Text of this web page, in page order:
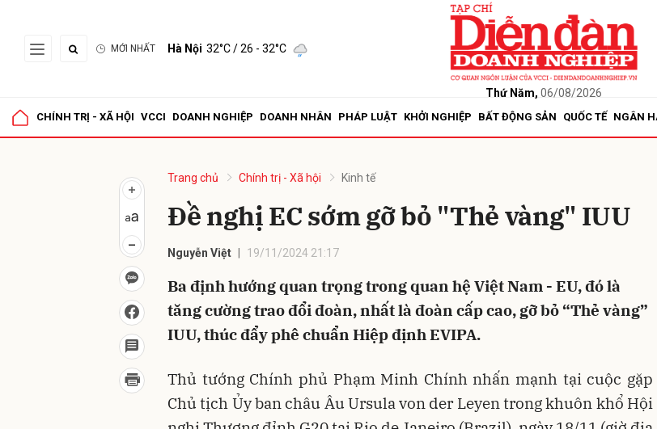
MỚI NHẤT Hà Nội 32°C/ 26 - 32°C
Thứ Năm, 06/08/2026
CHÍNH TRỊ - XÃ HỘI VCCI DOANH NGHIỆP DOANH NHÂN PHÁP LUẬT KHỞI NGHIỆP BẤT ĐỘNG SẢN QUỐC TẾ NGÂN
Trang chủ Chính trị - Xã hội Kinh tế
Đề nghị EC sớm gỡ bỏ "Thẻ vàng" IUU
Nguyễn Việt 19/11/2024 21:17
Ba định hướng quan trọng trong quan hệ Việt Nam - EU, đó là
tăng cường trao đổi đoàn, nhất là đoàn cấp cao, gỡ bỏ “Thẻ vàng”
IUU, thúc đẩy phê chuẩn Hiệp định EVIPA.
Thủ tướng Chính phủ Phạm Minh Chính nhấn mạnh tại cuộc gặp
Chủ tịch Ủy ban châu Âu Ursula von der Leyen trong khuôn khổ Hội